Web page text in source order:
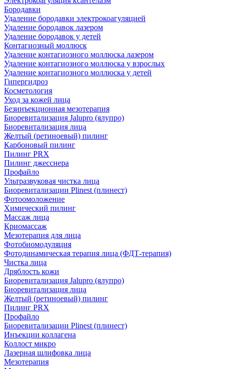
Бородавки
Удаление бородавки электрокоагуляцией
Удаление бородавок лазером
Удаление бородавок у детей
Контагиозный моллюск
Удаление контагиозного моллюска лазером
Удаление контагиозного моллюска у взрослых
Удаление контагиозного моллюска у детей
Гипергидроз
Косметология
Уход за кожей лица
Безинъекционная мезотерапия
Биоревитализация Jalupro (ялупро)
Биоревитализация лица
Желтый (ретиноевый) пилинг
Карбоновый пилинг
Пилинг PRX
Пилинг джесснера
Профайло
Ультразвуковая чистка лица
Биоревитализации Plinest (плинест)
Фотоомоложение
Химический пилинг
Массаж лица
Криомассаж
Мезотерапия для лица
Фотобиомодуляция
Фотодинамическая терапия лица (ФДТ-терапия)
Чистка лица
Дряблость кожи
Биоревитализация Jalupro (ялупро)
Биоревитализация лица
Желтый (ретиноевый) пилинг
Пилинг PRX
Профайло
Биоревитализации Plinest (плинест)
Инъекции коллагена
Коллост микро
Лазерная шлифовка лица
Мезотерапия